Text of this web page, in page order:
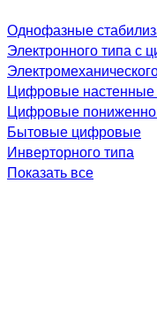
Однофазные
Электронного типа с
Цифровые настенные
Цифровые
Бытовые цифровые
Инверторного типа
Показать все